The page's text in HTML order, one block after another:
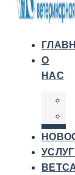
О
НАС